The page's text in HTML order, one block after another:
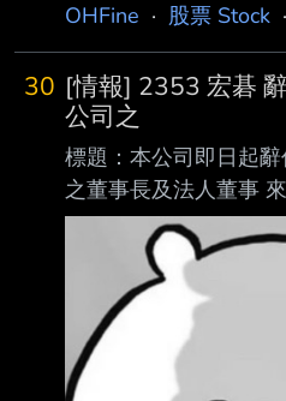
OHFine · 股票 Stock ·
30 [情報] 2353 宏碁
公司之
標題：本公司即日起
之董事長及法人董事
https://
05?companyId=2353
日:115/08/07 2.公司
與公司關係(請輸入本
互持股比例:不適用 5.
7.其他應敘明事項(若